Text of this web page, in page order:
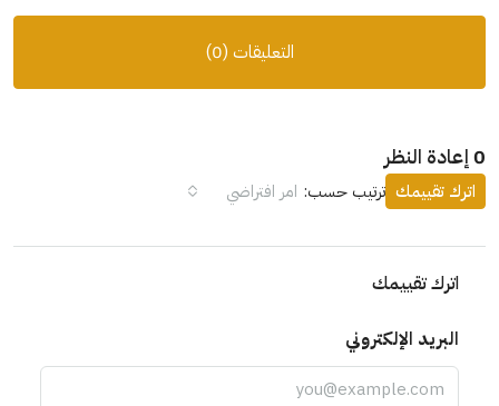
التعليقات (0)
0 إعادة النظر
ترتيب حسب: امر افتراضي اترك تقييمك
اترك تقييمك
البريد الإلكتروني